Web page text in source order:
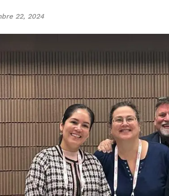
22, 2024